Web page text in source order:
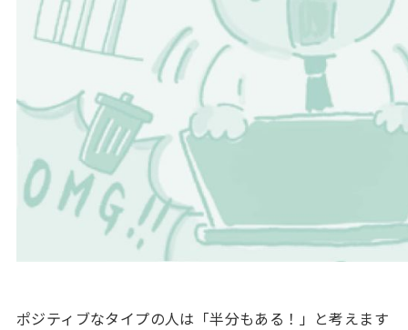
ポジティブなタイプの人は「半分もある！」と考えます